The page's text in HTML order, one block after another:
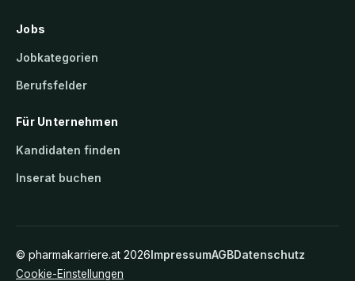
Jobs
Jobkategorien
Berufsfelder
Für Unternehmen
Kandidaten finden
Inserat buchen
© pharmakarriere.at 2026ImpressumAGBDatenschutz
Cookie-Einstellungen